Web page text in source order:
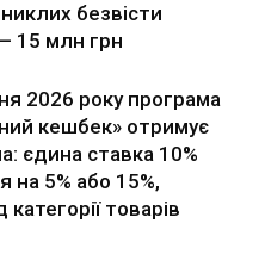
безвісти
15 млн грн
2026 року програма
кешбек» отримує
єдина ставка 10%
на 5% або 15%,
товарів